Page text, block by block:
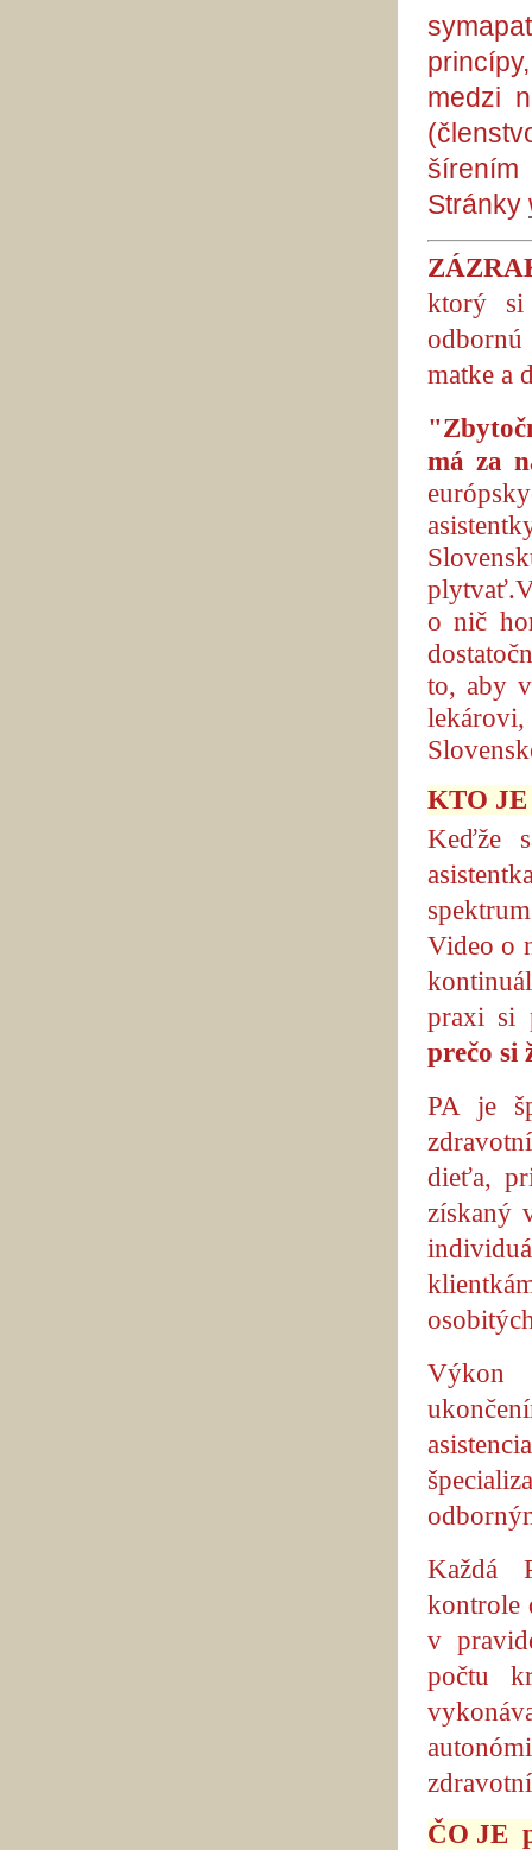
medzi
Stránky
ktorý si
matke a
"
má za
o nič
to, aby
KTO JE
Keďže
Video o
praxi si
prečo si
PA je
dieťa,
získaný
Výkon
Každá
kontrole
v
počtu
ČO JE